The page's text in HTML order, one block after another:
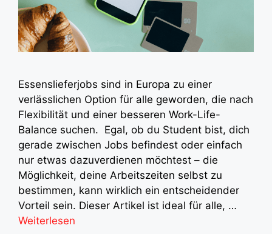
Essenslieferjobs sind in Europa zu einer
verlässlichen Option für alle geworden, die nach
Flexibilität und einer besseren Work-Life-
Balance suchen. Egal, ob du Student bist, dich
gerade zwischen Jobs befindest oder einfach
nur etwas dazuverdienen möchtest – die
Möglichkeit, deine Arbeitszeiten selbst zu
bestimmen, kann wirklich ein entscheidender
Vorteil sein. Dieser Artikel ist ideal für alle, …
Weiterlesen